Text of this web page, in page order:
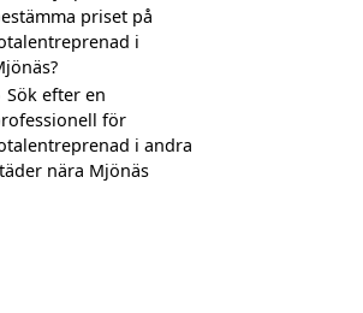
priset på
i
Sök efter en
för
i andra
nära Mjönäs